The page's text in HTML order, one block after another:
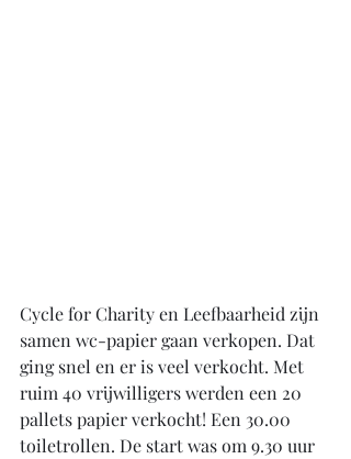
Cycle for Charity en Leefbaarheid zijn
samen wc-papier gaan verkopen. Dat
ging snel en er is veel verkocht. Met
ruim 40 vrijwilligers werden een 20
pallets papier verkocht! Een 30.00
toiletrollen. De start was om 9.30 uur